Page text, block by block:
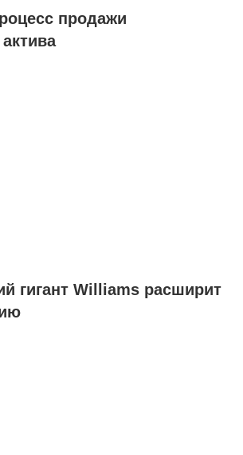
продажи
гигант Williams расширит